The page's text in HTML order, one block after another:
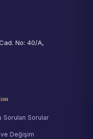
No: 40/A,
Sorulan Sorular
Değişim